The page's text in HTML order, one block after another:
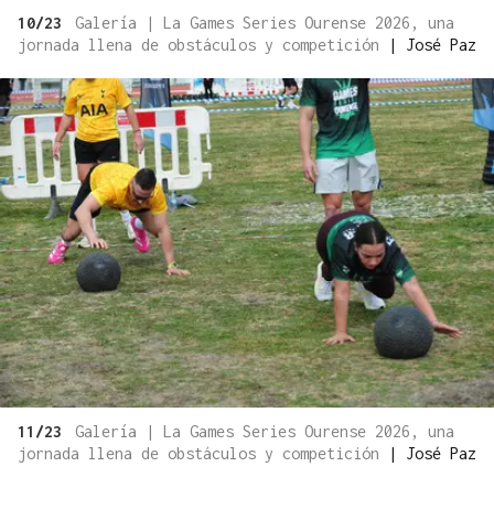
10/23
Galería | La Games Series Ourense 2026, una
jornada llena de obstáculos y competición
| José Paz
11/23
Galería | La Games Series Ourense 2026, una
jornada llena de obstáculos y competición
| José Paz